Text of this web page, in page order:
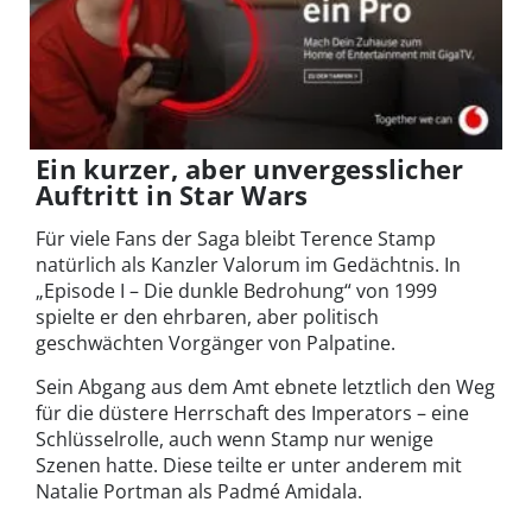
Ein kurzer, aber unvergesslicher
Auftritt in Star Wars
Für viele Fans der Saga bleibt Terence Stamp
natürlich als Kanzler Valorum im Gedächtnis. In
„Episode I – Die dunkle Bedrohung“ von 1999
spielte er den ehrbaren, aber politisch
geschwächten Vorgänger von Palpatine.
Sein Abgang aus dem Amt ebnete letztlich den Weg
für die düstere Herrschaft des Imperators – eine
Schlüsselrolle, auch wenn Stamp nur wenige
Szenen hatte. Diese teilte er unter anderem mit
Natalie Portman als Padmé Amidala.